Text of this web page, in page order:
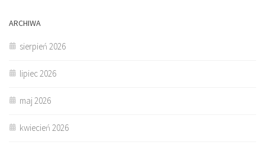
ARCHIWA
sierpień 2026
lipiec 2026
maj 2026
kwiecień 2026